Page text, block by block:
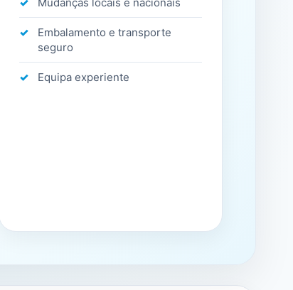
Embalamento e transporte
seguro
Equipa experiente